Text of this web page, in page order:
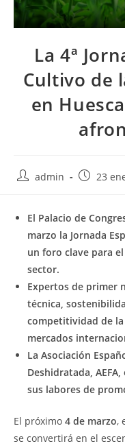
La 4ª
Cultivo de
en
Autor
entrada:
admin
entrada:
23
El Palacio de
marzo la Jornada
un foro clave para
sector.
Expertos de primer
técnica,
competitividad de
mercados
La Asociación
Deshidratada,
sus labores de
El próximo 4 de marzo,
se convertirá en el